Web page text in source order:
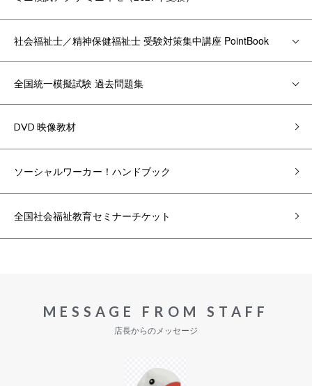
社会福祉士／精神保健福祉士 受験対策集中講座 PointBook
全国統一模擬試験 過去問題集
DVD 映像教材
ソーシャルワーカー！ハンドブック
全国社会福祉教育セミナーチケット
MESSAGE FROM STAFF
店長からのメッセージ